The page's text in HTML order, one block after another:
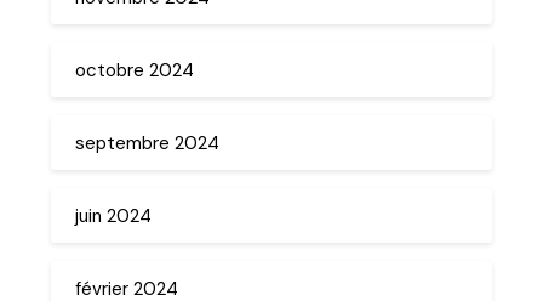
octobre 2024
septembre 2024
juin 2024
février 2024